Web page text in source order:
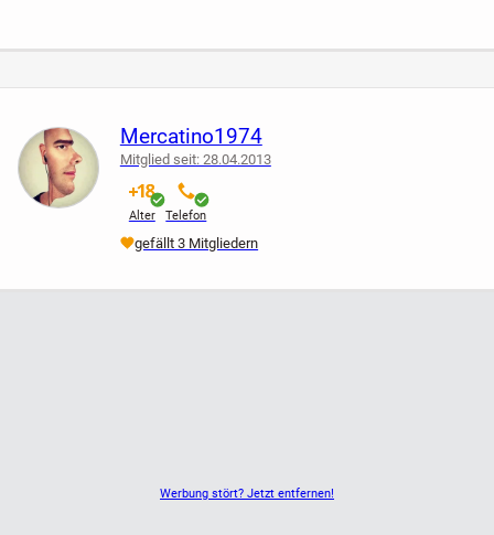
sich mit USB aufladen und
betreiben lassen. Sie verbinden diesen Adapter einfach mit
dem USB-Kabel und laden so
Ihr Gerät an dem Zigarettenanzünder in Ihrem Auto auf. Der
Maße: 3,5cm x 7cmWerbung stört? Jetzt entfernen!
Mercatino1974
Mitglied seit: 28.04.2013
Alter
verifiziert
Telefon
verifiziert
gefällt 3 Mitgliedern